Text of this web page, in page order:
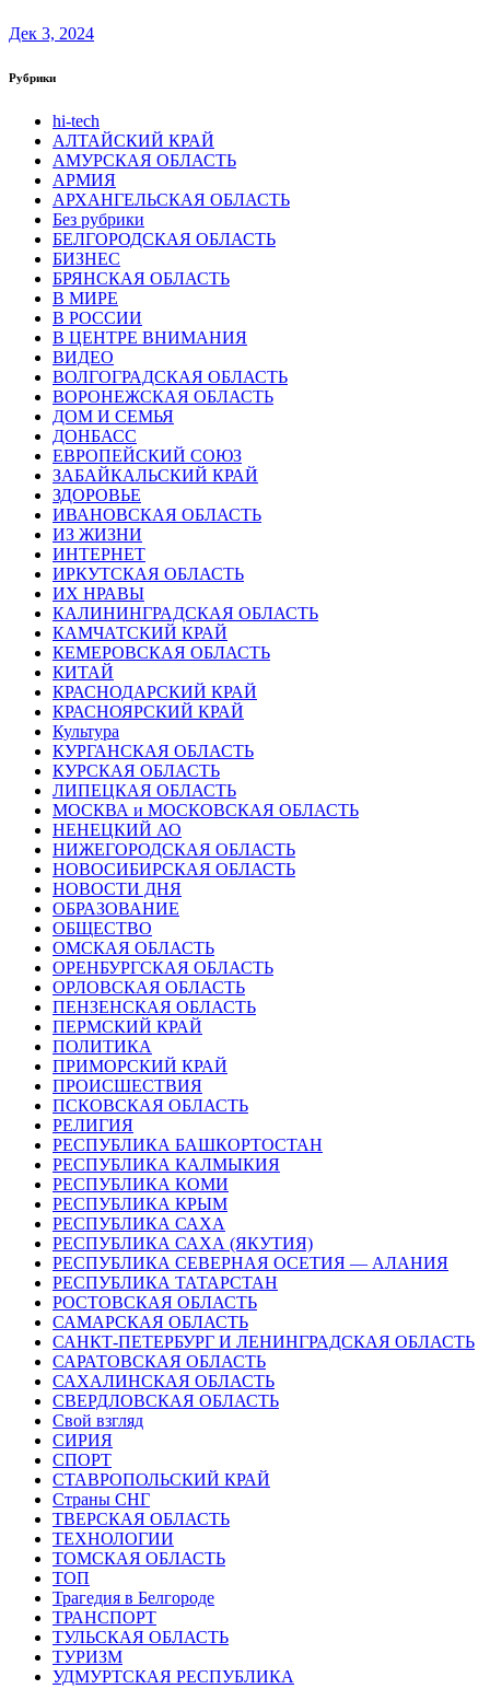
Дек 3, 2024
Рубрики
hi-tech
АЛТАЙСКИЙ КРАЙ
АМУРСКАЯ ОБЛАСТЬ
АРМИЯ
АРХАНГЕЛЬСКАЯ ОБЛАСТЬ
Без рубрики
БЕЛГОРОДСКАЯ ОБЛАСТЬ
БИЗНЕС
БРЯНСКАЯ ОБЛАСТЬ
В МИРЕ
В РОССИИ
В ЦЕНТРЕ ВНИМАНИЯ
ВИДЕО
ВОЛГОГРАДСКАЯ ОБЛАСТЬ
ВОРОНЕЖСКАЯ ОБЛАСТЬ
ДОМ И СЕМЬЯ
ДОНБАСС
ЕВРОПЕЙСКИЙ СОЮЗ
ЗАБАЙКАЛЬСКИЙ КРАЙ
ЗДОРОВЬЕ
ИВАНОВСКАЯ ОБЛАСТЬ
ИЗ ЖИЗНИ
ИНТЕРНЕТ
ИРКУТСКАЯ ОБЛАСТЬ
ИХ НРАВЫ
КАЛИНИНГРАДCКАЯ ОБЛАСТЬ
КАМЧАТСКИЙ КРАЙ
КЕМЕРОВСКАЯ ОБЛАСТЬ
КИТАЙ
КРАСНОДАРСКИЙ КРАЙ
КРАСНОЯРСКИЙ КРАЙ
Культура
КУРГАНСКАЯ ОБЛАСТЬ
КУРСКАЯ ОБЛАСТЬ
ЛИПЕЦКАЯ ОБЛАСТЬ
МОСКВА и МОСКОВСКАЯ ОБЛАСТЬ
НЕНЕЦКИЙ АО
НИЖЕГОРОДСКАЯ ОБЛАСТЬ
НОВОСИБИРСКАЯ ОБЛАСТЬ
НОВОСТИ ДНЯ
ОБРАЗОВАНИЕ
ОБЩЕСТВО
ОМСКАЯ ОБЛАСТЬ
ОРЕНБУРГСКАЯ ОБЛАСТЬ
ОРЛОВСКАЯ ОБЛАСТЬ
ПЕНЗЕНСКАЯ ОБЛАСТЬ
ПЕРМСКИЙ КРАЙ
ПОЛИТИКА
ПРИМОРСКИЙ КРАЙ
ПРОИСШЕСТВИЯ
ПСКОВСКАЯ ОБЛАСТЬ
РЕЛИГИЯ
РЕСПУБЛИКА БАШКОРТОСТАН
РЕСПУБЛИКА КАЛМЫКИЯ
РЕСПУБЛИКА КОМИ
РЕСПУБЛИКА КРЫМ
РЕСПУБЛИКА САХА
РЕСПУБЛИКА САХА (ЯКУТИЯ)
РЕСПУБЛИКА СЕВЕРНАЯ ОСЕТИЯ — АЛАНИЯ
РЕСПУБЛИКА ТАТАРСТАН
РОСТОВСКАЯ ОБЛАСТЬ
САМАРСКАЯ ОБЛАСТЬ
САНКТ-ПЕТЕРБУРГ И ЛЕНИНГРАДСКАЯ ОБЛАСТЬ
САРАТОВСКАЯ ОБЛАСТЬ
САХАЛИНСКАЯ ОБЛАСТЬ
СВЕРДЛОВСКАЯ ОБЛАСТЬ
Свой взгляд
СИРИЯ
СПОРТ
СТАВРОПОЛЬСКИЙ КРАЙ
Страны СНГ
ТВЕРСКАЯ ОБЛАСТЬ
ТЕХНОЛОГИИ
ТОМСКАЯ ОБЛАСТЬ
ТОП
Трагедия в Белгороде
ТРАНСПОРТ
ТУЛЬСКАЯ ОБЛАСТЬ
ТУРИЗМ
УДМУРТСКАЯ РЕСПУБЛИКА